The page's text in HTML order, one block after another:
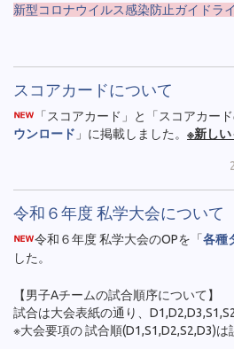
新型コロナウイルス感染防止ガイドラ
スコアカードについて
「スコアカード」と「スコアカー
ウンロード 」に掲載しました。 ※新しい
令和６年度 私学大会について
令和６年度 私学大会のOPを「各種
した。
【男子Aチームの試合順序について】
試合は大会表紙の通り、
※大会要項の 試合順(D1,S1,D2,S2,D3)は